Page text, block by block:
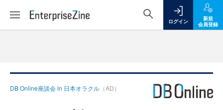
ログイン
新規
会員登録
DB Online座談会 in 日本オラクル （AD）